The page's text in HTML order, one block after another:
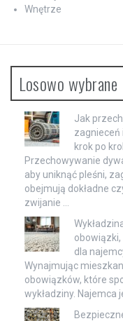
Wnętrze
Losowo wybrane
Jak
zagnieceń
krok po
Przechowywanie
aby uniknąć pleśni,
obejmują dokładne
zwijanie …
dla
Wynajmując
obowiązków, które
wykładziny. Najemca